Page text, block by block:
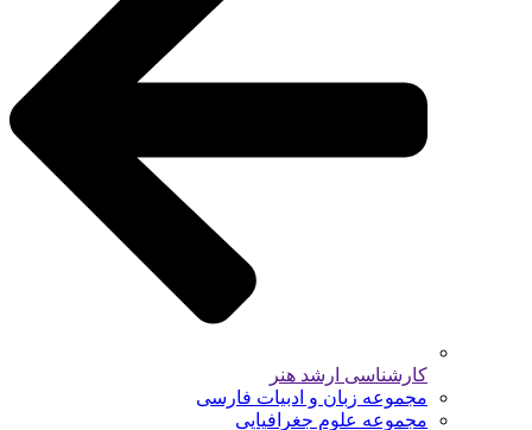
کارشناسی ارشد هنر
مجموعه زبان و ادبیات فارسی
مجموعه علوم جغرافیایی